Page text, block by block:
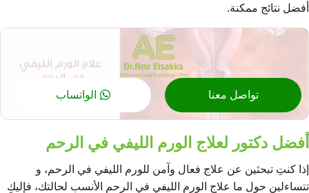
أفضل نتائج ممكنة.
تواصل معنا الواتساب
أفضل دكتور لعلاج الورم الليفي في الرحم
إذا كنتِ تبحثين عن علاج فعال وآمن للورم الليفي في الرحم، و
تتساءلين حول ما علاج الورم الليفي في الرحم
الأنسب لحالتك، فإليكِ